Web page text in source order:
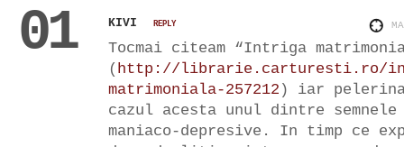
01 KIVI REPLY
Tocmai citeam “Intriga
( http://librarie.carturesti.ro/
matrimoniala-257212 ) iar
cazul acesta unul dintre
maniaco-depresive. In timp ce